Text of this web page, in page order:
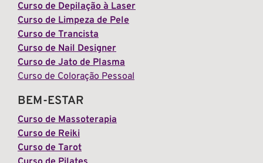
Curso de Depilação à Laser
Curso de Limpeza de Pele
Curso de Trancista
Curso de Nail Designer
Curso de Jato de Plasma
Curso de Coloração Pessoal
BEM-ESTAR
Curso de Massoterapia
Curso de Reiki
Curso de Tarot